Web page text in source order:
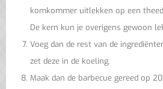
komkommer uitlekken op een
De kern kun je overigens gewoon
Voeg dan de rest van de
zet deze in de koeling.
Maak dan de barbecue gereed op